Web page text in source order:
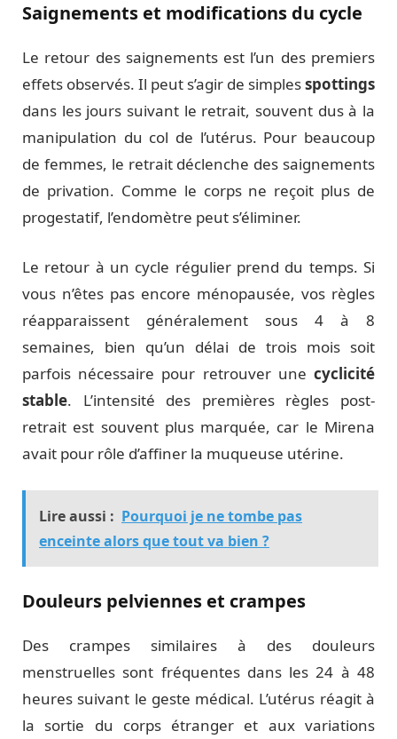
Saignements et modifications du cycle
Le retour des saignements est l’un des premiers
effets observés. Il peut s’agir de simplesspottings
dans les jours suivant le retrait, souvent dus à la
manipulation du col de l’utérus. Pour beaucoup
de femmes, le retrait déclenche des saignements
de privation. Comme le corps ne reçoit plus de
progestatif, l’endomètre peut s’éliminer.
Le retour à un cycle régulier prend du temps. Si
vous n’êtes pas encore ménopausée, vos règles
réapparaissent généralement sous 4 à 8
semaines, bien qu’un délai de trois mois soit
parfois nécessaire pour retrouver une cyclicité
stable. L’intensité des premières règles post-
retrait est souvent plus marquée, car le Mirena
avait pour rôle d’affiner la muqueuse utérine.
Lire aussi : Pourquoi je ne tombe pas
enceinte alors que tout va bien ?
Douleurs pelviennes et crampes
Des crampes similaires à des douleurs
menstruelles sont fréquentes dans les 24 à 48
heures suivant le geste médical. L’utérus réagit à
la sortie du corps étranger et aux variations